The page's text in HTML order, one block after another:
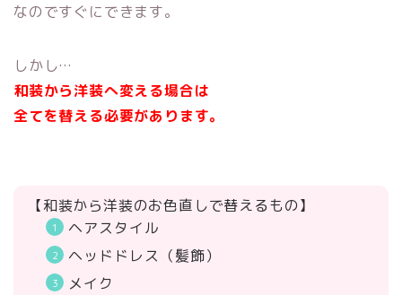
なのですぐにできます。
しかし…
和装から洋装へ変える場合は
全てを替える必要があります。
【和装から洋装のお色直しで替えるもの】
ヘアスタイル
ヘッドドレス（髪飾）
メイク